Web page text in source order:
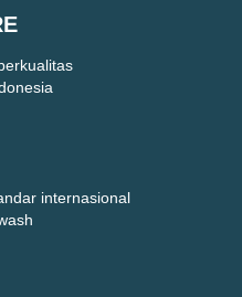
internasional